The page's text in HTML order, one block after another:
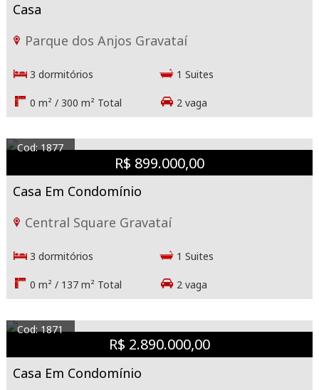
Casa
Parque dos Anjos Gravataí
3 dormitórios 1 Suites
0 m² / 300 m² Total 2 vaga
Cod: 1877
R$ 899.000,00
Casa Em Condomínio
Central Square Gravataí
3 dormitórios 1 Suites
0 m² / 137 m² Total 2 vaga
Cod: 1871
R$ 2.890.000,00
Casa Em Condomínio